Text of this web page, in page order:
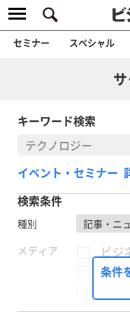
セミナー スペシャル
キーワード検索
イベント・セミナー
検索条件
種別
記事・ニ
メディア
ビジ
条件